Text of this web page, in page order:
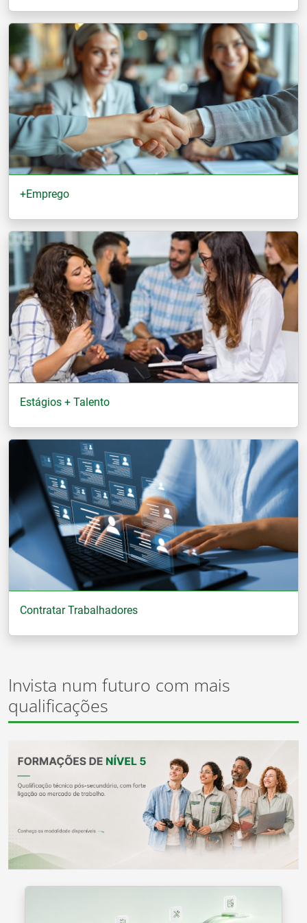
+Emprego
Estágios + Talento
Contratar Trabalhadores
Invista num futuro com mais
qualificações